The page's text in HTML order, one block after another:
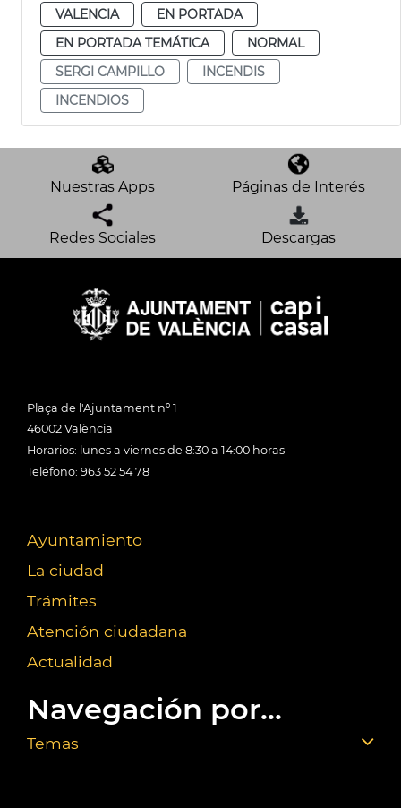
VALENCIA
EN PORTADA
EN PORTADA TEMÁTICA
NORMAL
SERGI CAMPILLO
INCENDIS
INCENDIOS
Nuestras Apps Páginas de Interés
Redes Sociales Descargas
Plaça de l'Ajuntament nº 1
46002 València
Horarios: lunes a viernes de 8:30 a 14:00 horas
Teléfono: 963 52 54 78
Ayuntamiento
La ciudad
Trámites
Atención ciudadana
Actualidad
Navegación por...
Temas